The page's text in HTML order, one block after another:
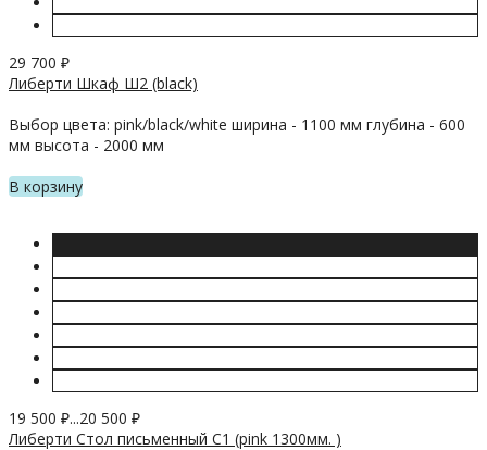
29 700 ₽
Либерти Шкаф Ш2 (black)
Выбор цвета: pink/black/white ширина - 1100 мм глубина - 600
мм высота - 2000 мм
В корзину
19 500 ₽...20 500 ₽
Либерти Стол письменный С1 (pink 1300мм. )